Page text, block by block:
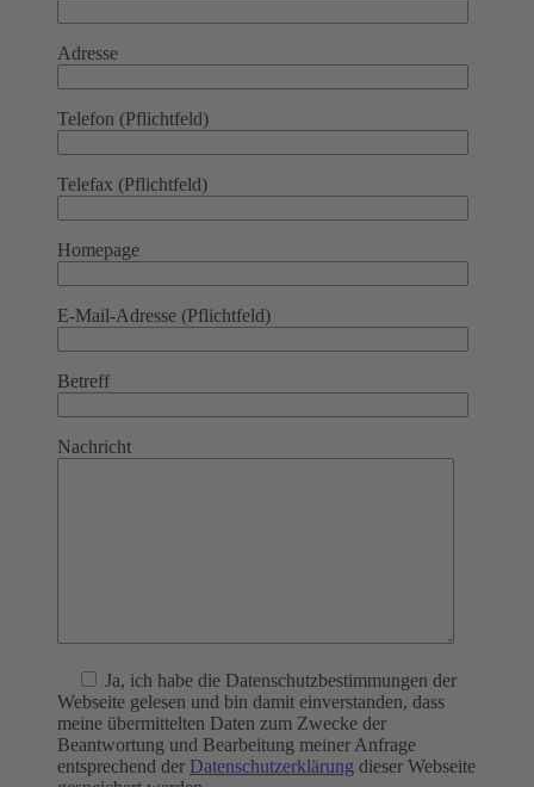
Adresse
Telefon (Pflichtfeld)
Telefax (Pflichtfeld)
Homepage
E-Mail-Adresse (Pflichtfeld)
Betreff
Nachricht
Ja, ich habe die Datenschutzbestimmungen der
Webseite gelesen und bin damit einverstanden, dass
meine übermittelten Daten zum Zwecke der
Beantwortung und Bearbeitung meiner Anfrage
entsprechend der Datenschutzerklärung dieser Webseite